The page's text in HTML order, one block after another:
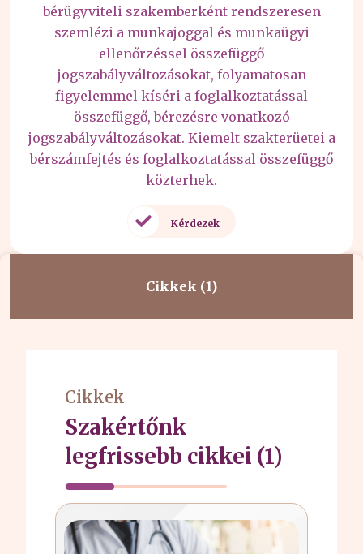
bérügyviteli szakemberként rendszeresen
szemlézi a munkajoggal és munkaügyi
ellenőrzéssel összefüggő
jogszabályváltozásokat, folyamatosan
figyelemmel kíséri a foglalkoztatással
összefüggő, bérezésre vonatkozó
jogszabályváltozásokat. Kiemelt szakterüetei a
bérszámfejtés és foglalkoztatással összefüggő
közterhek.
Kérdezek
Cikkek (1)
Cikkek
Szakértőnk
legfrissebb cikkei (1)